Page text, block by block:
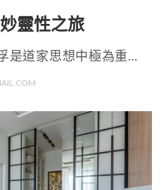
靈性之旅
是道家思想中極為重…